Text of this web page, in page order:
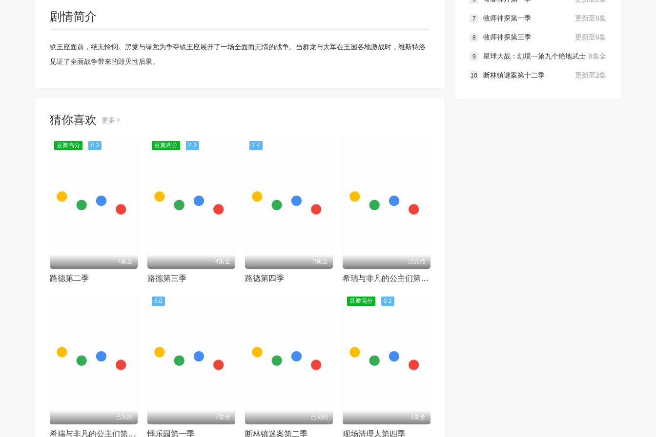
剧情简介
铁王座面前，绝无怜悯。黑党与绿党为争夺铁王座展开了一场全面而无情的战争。当群龙与大军在王国各地激战时，维斯特洛
见证了全面战争带来的毁灭性后果。
猜你喜欢 更多
豆瓣高分 8.3
4集全
路德第二季
豆瓣高分 8.3
4集全
路德第三季
7.4
2集全
路德第四季
已完结
希瑞与非凡的公主们第二季
已完结
希瑞与非凡的公主们第三季
6.0
8集全
悸乐园第一季
已完结
断林镇迷案第二季
豆瓣高分 9.2
5集全
现场清理人第四季
更新至6集
7 牧师神探第一季
更新至6集
8 牧师神探第三季
8集全
9 星球大战：幻境—第九个绝地武士
更新至2集
10 断林镇谜案第十二季